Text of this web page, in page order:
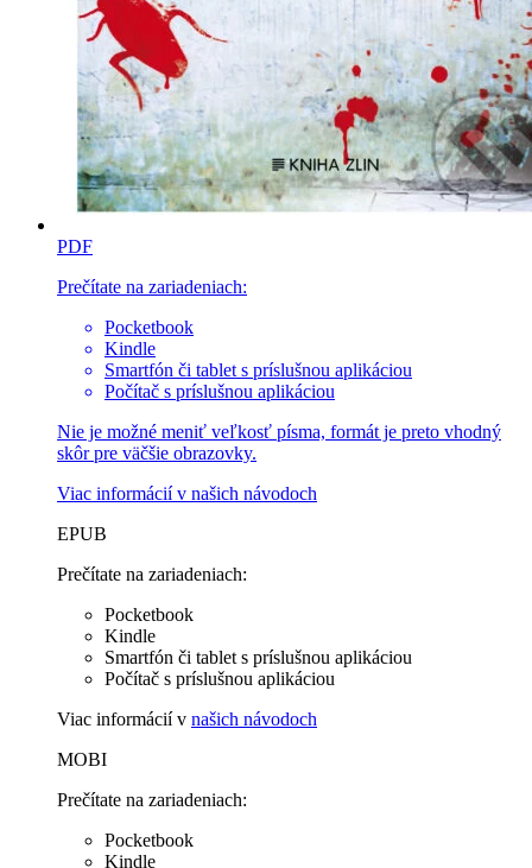
PDF
Prečítate na zariadeniach:
Pocketbook
Kindle
Smartfón či tablet s príslušnou aplikáciou
Počítač s príslušnou aplikáciou
Nie je možné meniť veľkosť písma, formát je preto vhodný
skôr pre väčšie obrazovky.
Viac informácií v našich návodoch
EPUB
Prečítate na zariadeniach:
Pocketbook
Kindle
Smartfón či tablet s príslušnou aplikáciou
Počítač s príslušnou aplikáciou
Viac informácií v našich návodoch
MOBI
Prečítate na zariadeniach:
Pocketbook
Kindle